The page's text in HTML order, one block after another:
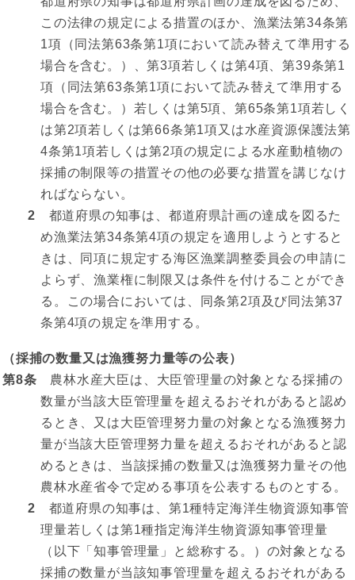
この法律の規定による措置のほか、漁業法第34条第
1項（同法第63条第1項において読み替えて準用する
場合を含む。）、第3項若しくは第4項、第39条第1
項（同法第63条第1項において読み替えて準用する
場合を含む。）若しくは第5項、第65条第1項若しく
は第2項若しくは第66条第1項又は水産資源保護法第
4条第1項若しくは第2項の規定による水産動植物の
採捕の制限等の措置その他の必要な措置を講じなけ
ればならない。
2 都道府県の知事は、都道府県計画の達成を図るた
め漁業法第34条第4項の規定を適用しようとすると
きは、同項に規定する海区漁業調整委員会の申請に
よらず、漁業権に制限又は条件を付けることができ
る。この場合においては、同条第2項及び同法第37
条第4項の規定を準用する。
（採捕の数量又は漁獲努力量等の公表）
第8条 農林水産大臣は、大臣管理量の対象となる採捕の
数量が当該大臣管理量を超えるおそれがあると認め
るとき、又は大臣管理努力量の対象となる漁獲努力
量が当該大臣管理努力量を超えるおそれがあると認
めるときは、当該採捕の数量又は漁獲努力量その他
農林水産省令で定める事項を公表するものとする。
2 都道府県の知事は、第1種特定海洋生物資源知事管
理量若しくは第1種指定海洋生物資源知事管理量
（以下「知事管理量」と総称する。）の対象となる
採捕の数量が当該知事管理量を超えるおそれがある